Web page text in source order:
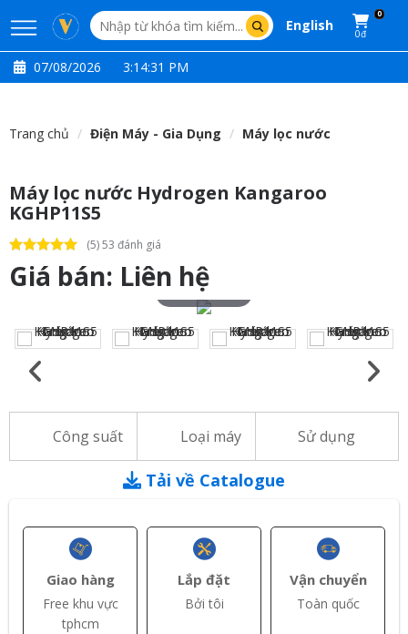
English
0
0đ
07/08/2026 3:14:32 PM
Trang chủ Điện Máy - Gia Dụng Máy lọc nước
Máy lọc nước Hydrogen Kangaroo
KGHP11S5
(5) 53 đánh giá
Giá bán: Liên hệ
Touch to zoom
Công suất Loại máy Sử dụng
Tải về Catalogue
Giao hàng
Free khu vực
tphcm
Lắp đặt
Bởi tôi
Vận chuyển
Toàn quốc